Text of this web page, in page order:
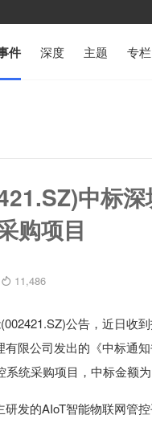
件 深度 主题 专栏
中标
购项目
11,486
公告，近日收
限公司发出的《中标通
统采购项目，中标金额为
研发的AIoT智能物联网管